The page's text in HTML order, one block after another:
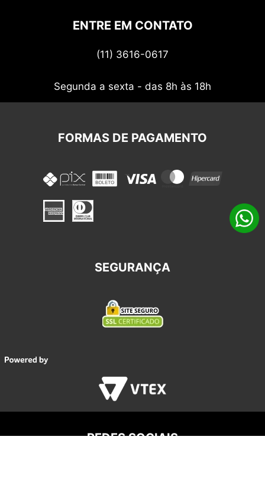
Politica de privacidadeENTRE EM CONTATO
(11) 3616-0617
Segunda a sexta - das 8h às 18h
FORMAS DE PAGAMENTO
SEGURANÇA
REDES SOCIAIS